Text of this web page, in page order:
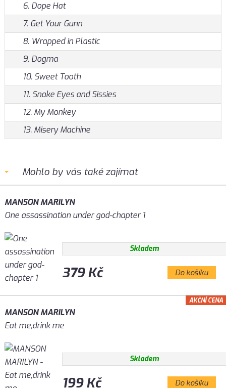
6. Dope Hat
7. Get Your Gunn
8. Wrapped in Plastic
9. Dogma
10. Sweet Tooth
11. Snake Eyes and Sissies
12. My Monkey
13. Misery Machine
Mohlo by vás také zajímat
MANSON MARILYN
One assassination under god-chapter 1
Skladem
379 Kč Do košíku
MANSON MARILYN
Eat me,drink me
Skladem
199 Kč Do košíku
AKČNÍ CENA